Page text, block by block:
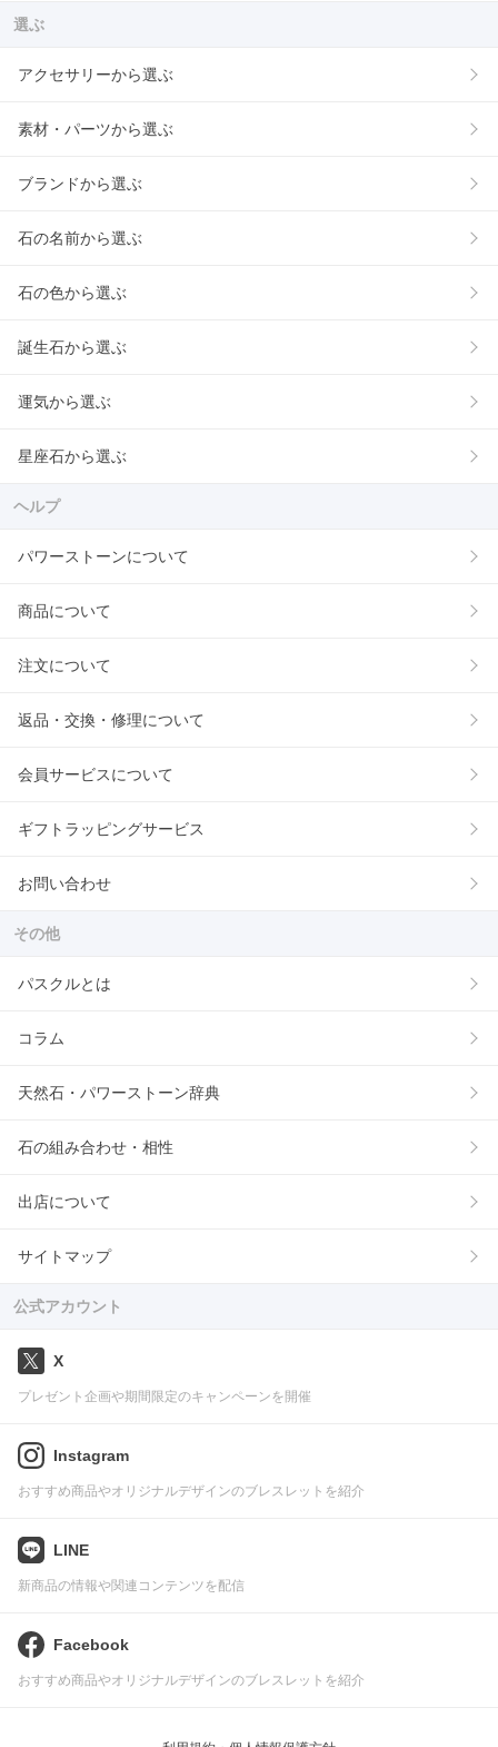
選ぶ
アクセサリーから選ぶ
素材・パーツから選ぶ
ブランドから選ぶ
石の名前から選ぶ
石の色から選ぶ
誕生石から選ぶ
運気から選ぶ
星座石から選ぶ
ヘルプ
パワーストーンについて
商品について
注文について
返品・交換・修理について
会員サービスについて
ギフトラッピングサービス
お問い合わせ
その他
パスクルとは
コラム
天然石・パワーストーン辞典
石の組み合わせ・相性
出店について
サイトマップ
公式アカウント
X
プレゼント企画や期間限定のキャンペーンを開催
Instagram
おすすめ商品やオリジナルデザインのブレスレットを紹介
LINE
新商品の情報や関連コンテンツを配信
Facebook
おすすめ商品やオリジナルデザインのブレスレットを紹介